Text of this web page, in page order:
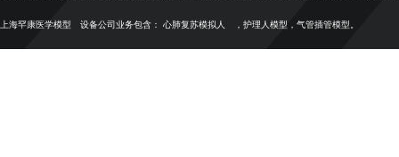
上海罕康医学模型 设备公司业务包含： 心肺复苏模拟人 ，护理人模型，气管插管模型。